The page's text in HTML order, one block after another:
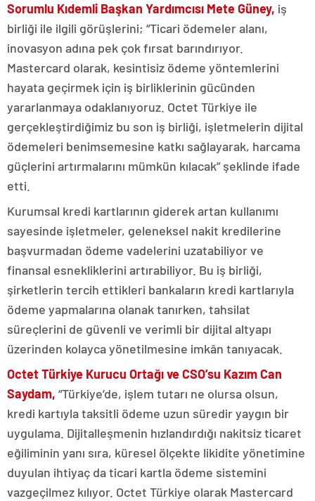
Sorumlu Kıdemli Başkan Yardımcısı Mete Güney, iş
birliği ile ilgili görüşlerini; “Ticari ödemeler alanı,
inovasyon adına pek çok fırsat barındırıyor.
Mastercard olarak, kesintisiz ödeme yöntemlerini
hayata geçirmek için iş birliklerinin gücünden
yararlanmaya odaklanıyoruz. Octet Türkiye ile
gerçekleştirdiğimiz bu son iş birliği, işletmelerin dijital
ödemeleri benimsemesine katkı sağlayarak, harcama
güçlerini artırmalarını mümkün kılacak” şeklinde ifade
etti.
Kurumsal kredi kartlarının giderek artan kullanımı
sayesinde işletmeler, geleneksel nakit kredilerine
başvurmadan ödeme vadelerini uzatabiliyor ve
finansal esnekliklerini artırabiliyor. Bu iş birliği,
şirketlerin tercih ettikleri bankaların kredi kartlarıyla
ödeme yapmalarına olanak tanırken, tahsilat
süreçlerini de güvenli ve verimli bir dijital altyapı
üzerinden kolayca yönetilmesine imkân tanıyacak.
Octet Türkiye Kurucu Ortağı ve CSO’su Kazım Can
Saydam, “Türkiye’de, işlem tutarı ne olursa olsun,
kredi kartıyla taksitli ödeme uzun süredir yaygın bir
uygulama. Dijitalleşmenin hızlandırdığı nakitsiz ticaret
eğiliminin yanı sıra, küresel ölçekte likidite yönetimine
duyulan ihtiyaç da ticari kartla ödeme sistemini
vazgeçilmez kılıyor. Octet Türkiye olarak Mastercard